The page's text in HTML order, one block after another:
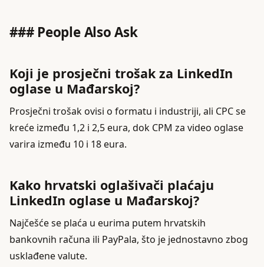
### People Also Ask
Koji je prosječni trošak za LinkedIn
oglase u Mađarskoj?
Prosječni trošak ovisi o formatu i industriji, ali CPC se
kreće između 1,2 i 2,5 eura, dok CPM za video oglase
varira između 10 i 18 eura.
Kako hrvatski oglašivači plaćaju
LinkedIn oglase u Mađarskoj?
Najčešće se plaća u eurima putem hrvatskih
bankovnih računa ili PayPala, što je jednostavno zbog
usklađene valute.